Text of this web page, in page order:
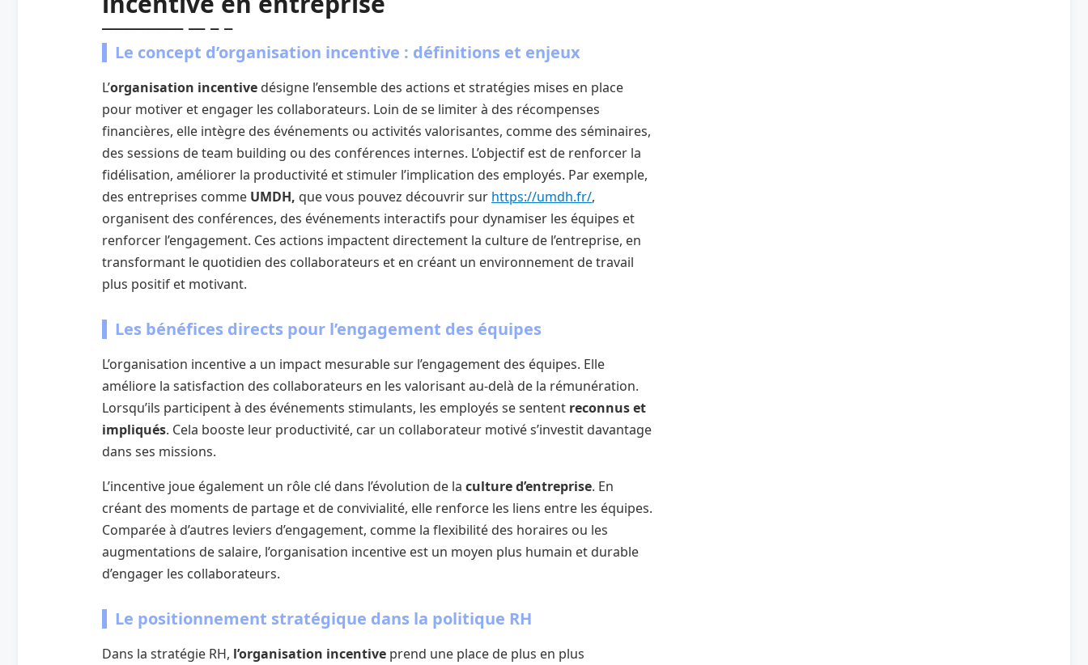
Le concept d’organisation incentive : définitions et enjeux
L’organisation incentive désigne l’ensemble des actions et stratégies mises en place
pour motiver et engager les collaborateurs. Loin de se limiter à des récompenses
financières, elle intègre des événements ou activités valorisantes, comme des séminaires,
des sessions de team building ou des conférences internes. L’objectif est de renforcer la
fidélisation, améliorer la productivité et stimuler l’implication des employés. Par exemple,
des entreprises comme UMDH, que vous pouvez découvrir sur https://umdh.fr/,
organisent des conférences, des événements interactifs pour dynamiser les équipes et
renforcer l’engagement. Ces actions impactent directement la culture de l’entreprise, en
transformant le quotidien des collaborateurs et en créant un environnement de travail
plus positif et motivant.
Les bénéfices directs pour l’engagement des équipes
L’organisation incentive a un impact mesurable sur l’engagement des équipes. Elle
améliore la satisfaction des collaborateurs en les valorisant au-delà de la rémunération.
Lorsqu’ils participent à des événements stimulants, les employés se sentent reconnus et
impliqués. Cela booste leur productivité, car un collaborateur motivé s’investit davantage
dans ses missions.
L’incentive joue également un rôle clé dans l’évolution de la culture d’entreprise. En
créant des moments de partage et de convivialité, elle renforce les liens entre les équipes.
Comparée à d’autres leviers d’engagement, comme la flexibilité des horaires ou les
augmentations de salaire, l’organisation incentive est un moyen plus humain et durable
d’engager les collaborateurs.
Le positionnement stratégique dans la politique RH
Dans la stratégie RH, l’organisation incentive prend une place de plus en plus